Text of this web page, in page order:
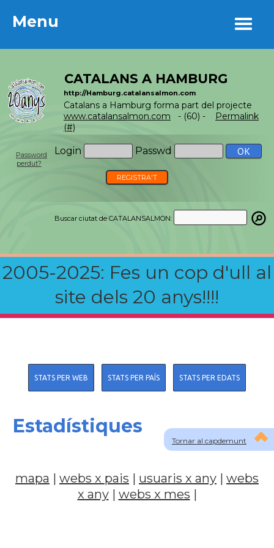
Menu
CATALANS A HAMBURG
http://Hamburg.catalansalmon.com
Catalans a Hamburg forma part del projecte
www.catalansalmon.com - (60) -
Permalink
(#)
Login Passwd
Password
perdut?
REGISTRA'T
Buscar ciutat de CATALANSALMON:
2005-2025: Fes un cop d'ull al
site dels 20 anys!!!!
Menu
Tornar al capdemunt
STATS PER WEB STATS PER PAÍS STATS PER EDATS
Estadístiques
mapa | webs x pais | usuaris x any | webs
x any| webs x mes |